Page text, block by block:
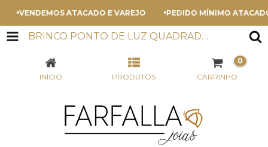
VENDEMOS ATACADO E VAREJO PEDIDO MÍNIMO ATACADO
BRINCO PONTO DE LUZ QUADRADO - BANHADO A OURO18K
INÍCIO PRODUTOS CARRINHO
0